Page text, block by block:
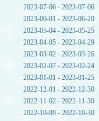
2023-07-06 - 2023-07-06
2023-06-01 - 2023-06-20
2023-05-04 - 2023-05-25
2023-04-05 - 2023-04-29
2023-03-02 - 2023-03-26
2023-02-07 - 2023-02-24
2023-01-01 - 2023-01-25
2022-12-01 - 2022-12-30
2022-11-02 - 2022-11-30
2022-10-09 - 2022-10-30